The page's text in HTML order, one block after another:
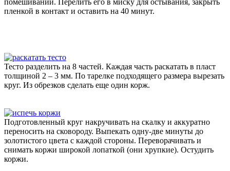
пленкой в контакт и оставить на 40 минут.
Тесто разделить на 8 частей. Каждая часть раскатать в пласт
толщиной 2 – 3 мм. По тарелке подходящего размера вырезать
круг. Из обрезков сделать еще один корж.
Подготовленный круг накручивать на скалку и аккуратно
переносить на сковороду. Выпекать одну-две минуты до
золотистого цвета с каждой стороны. Переворачивать и
снимать коржи широкой лопаткой (они хрупкие). Остудить
коржи.